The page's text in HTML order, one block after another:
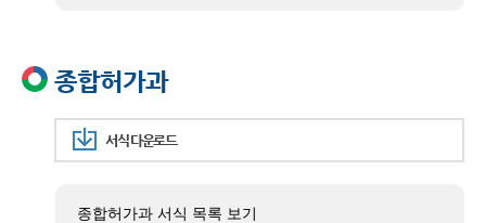
종합허가과
서식 다운로드
종합허가과 서식 목록 보기